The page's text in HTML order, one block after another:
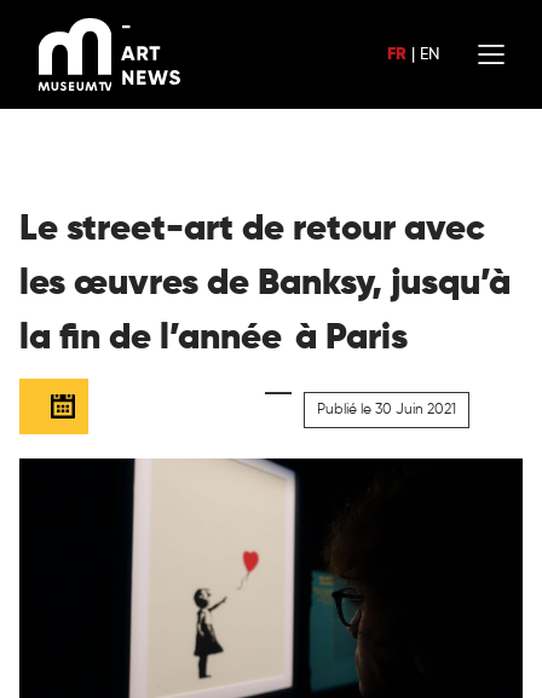
contenu
FR EN
Le street-art de retour avec
les œuvres de Banksy, jusqu’à
la fin de l’année à Paris
Publié le 30 Juin 2021